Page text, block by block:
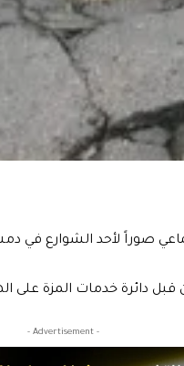
صوراً لأحد الشوارع في
خدمات المزة على
- Advertisement -